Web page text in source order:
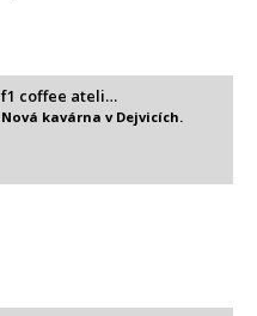
f1 coffee ateli…
Nová kavárna v Dejvicích.